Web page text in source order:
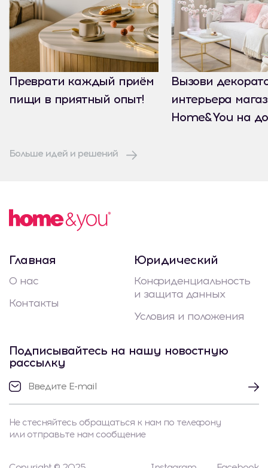
Преврати каждый приём
пищи в приятный опыт!
Вызови
интерьера
Home&You на
Больше идей и решений
Главная
О нас
Контакты
Юридический
Конфиденциальность
и защита данных
Условия и положения
Подписывайтесь на нашу новостную
рассылку
Не стесняйтесь обращаться к нам по телефону
или отправьте нам сообщение